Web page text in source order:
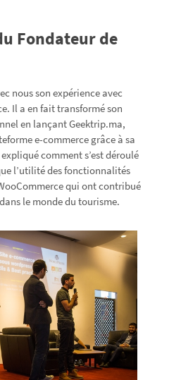
Fondateur de
nous son expérience avec
Il a en fait transformé son
en lançant Geektrip.ma,
e-commerce grâce à sa
comment s’est déroulé
l’utilité des fonctionnalités
qui ont contribué
le monde du tourisme.